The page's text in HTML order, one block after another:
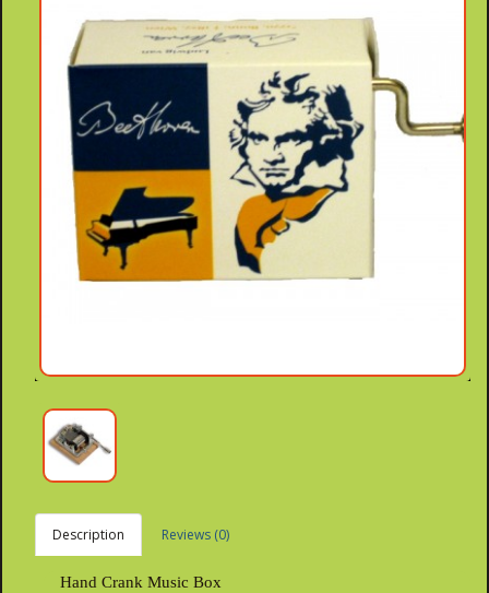
Description Reviews (0)
Hand Crank Music Box